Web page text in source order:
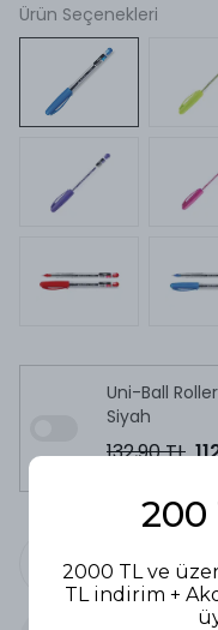
Ürün Seçenekleri
Uni-Ball
Siyah
132,90 TL
200
2000 TL ve
TL indirim +